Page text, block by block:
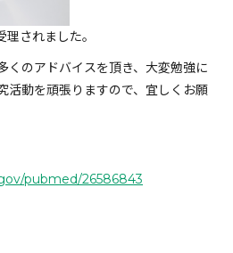
されました。
くのアドバイスを頂き、大変勉強に
活動を頑張りますので、宜しくお願
pubmed/26586843